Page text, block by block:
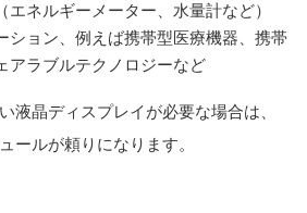
エネルギーメーター、水量計など）
ション、例えば携帯型医療機器、携帯
アラブルテクノロジーなど
液晶ディスプレイが必要な場合は、
ールが頼りになります。